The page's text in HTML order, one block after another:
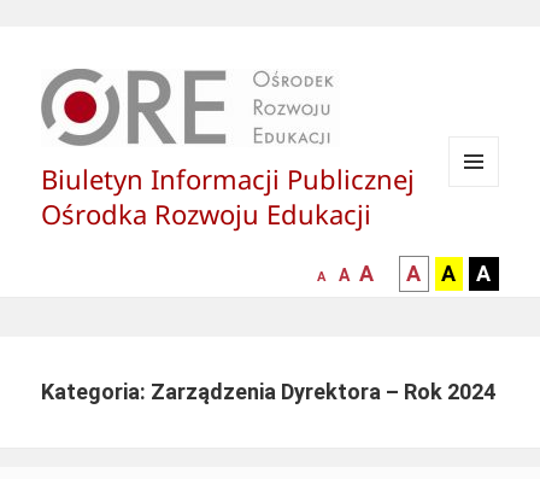
Biuletyn Informacji Publicznej
Ośrodka Rozwoju Edukacji
mniejsza
A
normalna
A
większa-
czcionka
A
kontrast
czarny
tle
A
kontrast
czarny
tle
A
żółty
tle
A
Kategoria: Zarządzenia Dyrektora – Rok 2024